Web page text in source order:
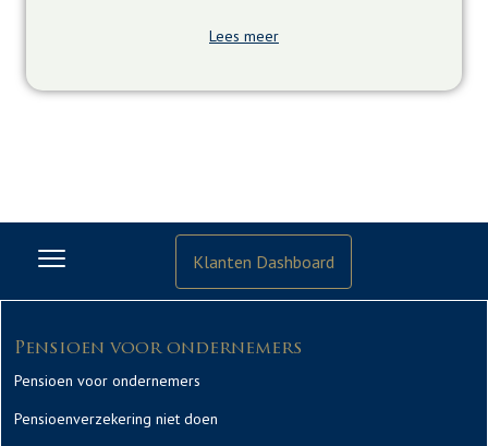
Lees meer
Klanten Dashboard
Pensioen voor ondernemers
Pensioen voor ondernemers
Pensioenverzekering niet doen